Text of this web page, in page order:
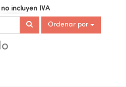
no incluyen IVA
Ordenar por